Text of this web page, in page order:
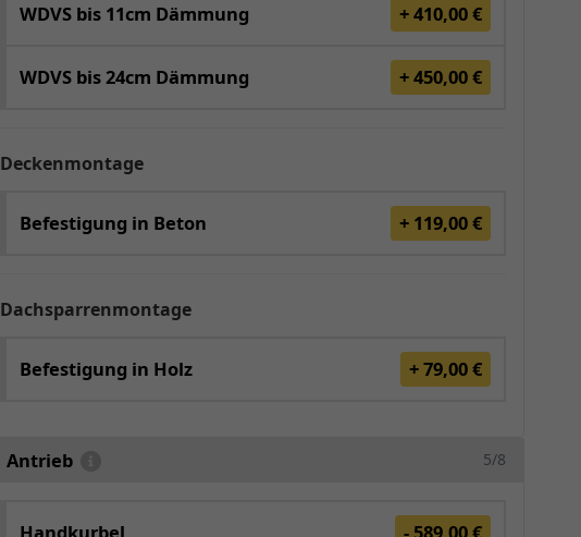
WDVS bis 11cm Dämmung + 410,00 €
WDVS bis 24cm Dämmung + 450,00 €
Deckenmontage
Befestigung in Beton + 119,00 €
Dachsparrenmontage
Befestigung in Holz + 79,00 €
Antrieb 5/8